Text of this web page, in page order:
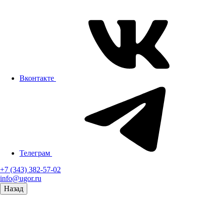
Вконтакте
Телеграм
+7 (343) 382-57-02
info@ugor.ru
Назад